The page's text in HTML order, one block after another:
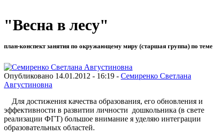
"Весна в лесу"
план-конспект занятия по окружающему миру (старшая группа) по теме
Опубликовано 14.01.2012 - 16:19 - Семиренко Светлана
Августиновна
Для достижения качества образования, его обновления и
эффективности в развитии личности дошкольника (в свете
реализации ФГТ) большое внимание я уделяю интеграции
образовательных областей.